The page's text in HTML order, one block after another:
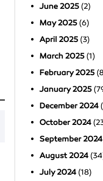
June 2025 (2)
May 2025 (6)
April 2025 (3)
March 2025 (1)
February 2025
January 2025
December 2024
October 2024
September 2024
August 2024
July 2024 (18)